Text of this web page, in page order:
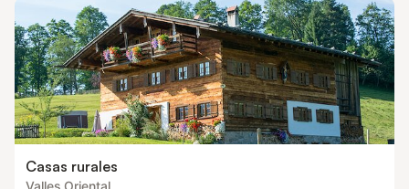
Casas rurales
Valles Oriental